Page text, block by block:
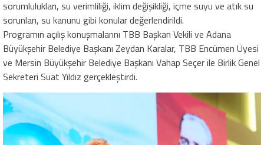
sorumlulukları, su verimliliği, iklim değişikliği, içme suyu ve atık su
sorunları, su kanunu gibi konular değerlendirildi.
Programın açılış konuşmalarını TBB Başkan Vekili ve Adana
Büyükşehir Belediye Başkanı Zeydan Karalar, TBB Encümen Üyesi
ve Mersin Büyükşehir Belediye Başkanı Vahap Seçer ile Birlik Genel
Sekreteri Suat Yıldız gerçekleştirdi.